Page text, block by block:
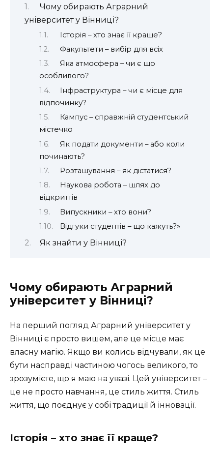
Чому обирають Аграрний
університет у Вінниці?
Історія – хто знає її краще?
Факультети – вибір для всіх
Яка атмосфера – чи є що
особливого?
Інфраструктура – чи є місце для
відпочинку?
Кампус – справжній студентський
містечко
Як подати документи – або коли
починають?
Розташування – як дістатися?
Наукова робота – шлях до
відкриттів
Випускники – хто вони?
Відгуки студентів – що кажуть?»
Як знайти у Вінниці?
Чому обирають Аграрний
університет у Вінниці?
На перший погляд Аграрний університет у
Вінниці є просто вишем, але це місце має
власну магію. Якщо ви колись відчували, як це
бути насправді частиною чогось великого, то
зрозумієте, що я маю на увазі. Цей університет –
це не просто навчання, це стиль життя. Стиль
життя, що поєднує у собі традиції й інновації.
Історія – хто знає її краще?